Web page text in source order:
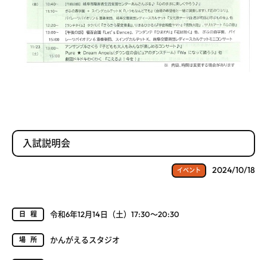
入試説明会
イベント 2024/10/18
日程 令和6年12月14日（土）17:30～20:30
場所 かんがえるスタジオ